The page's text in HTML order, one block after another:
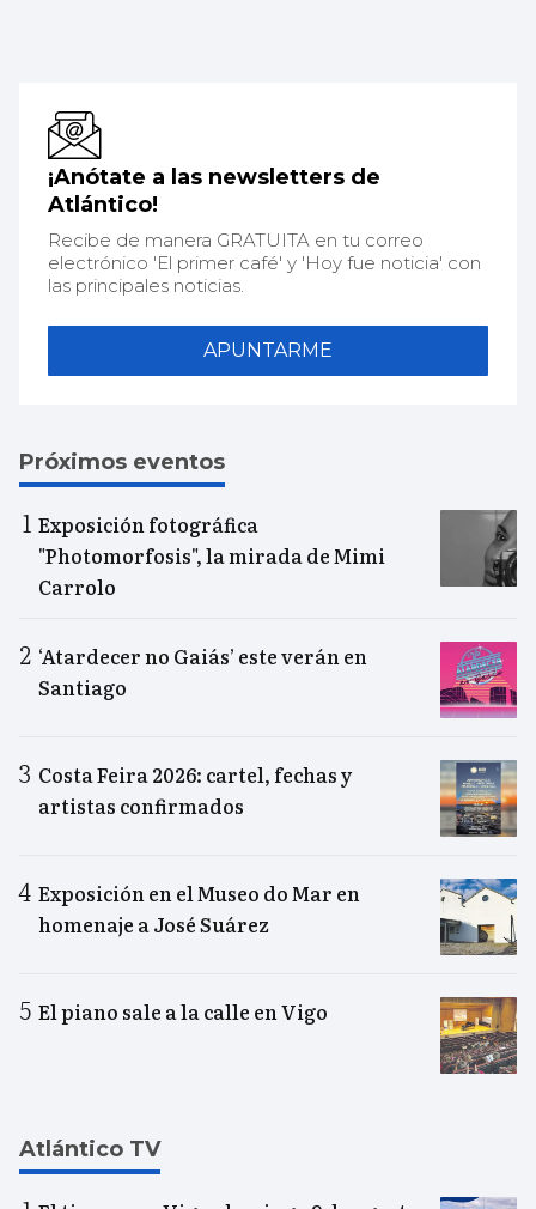
¡Anótate a las newsletters de
Atlántico!
Recibe de manera GRATUITA en tu correo
electrónico 'El primer café' y 'Hoy fue noticia' con
las principales noticias.
APUNTARME
Próximos eventos
Exposición fotográfica
"Photomorfosis", la mirada de Mimi
Carrolo
‘Atardecer no Gaiás’ este verán en
Santiago
Costa Feira 2026: cartel, fechas y
artistas confirmados
Exposición en el Museo do Mar en
homenaje a José Suárez
El piano sale a la calle en Vigo
Atlántico TV